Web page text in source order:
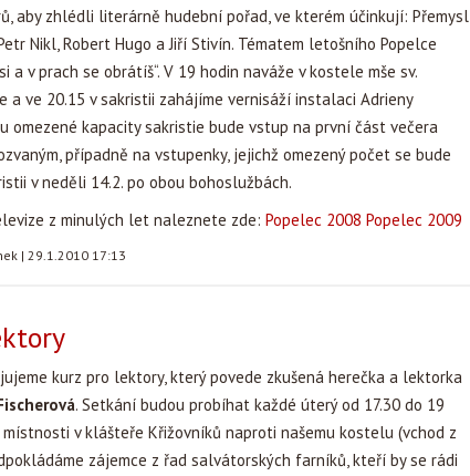
aby zhlédli literárně hudební pořad, ve kterém účinkují: Přemysl
Nikl, Robert Hugo a Jiří Stivín. Tématem letošního Popelce
a v prach se obrátíš“. V 19 hodin naváže v kostele mše sv.
a ve 20.15 v sakristii zahájíme vernisáží instalaci Adrieny
omezené kapacity sakristie bude vstup na první část večera
případně na vstupenky, jejichž omezený počet se bude
v neděli 14.2. po obou bohoslužbách.
z minulých let naleznete zde: Popelec 2008 Popelec 2009
| 29.1.2010 17:13
kurz pro lektory, který povede zkušená herečka a lektorka
. Setkání budou probíhat každé úterý od 17.30 do 19
v klášteře Křižovníků naproti našemu kostelu (vchod z
zájemce z řad salvátorských farníků, kteří by se rádi